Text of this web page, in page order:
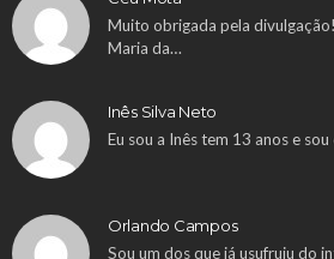
Muito obrigada pela
Maria da…
Inês Silva Neto
Eu sou a Inês tem 13 anos e
Orlando Campos
Sou um dos que já usufruiu do